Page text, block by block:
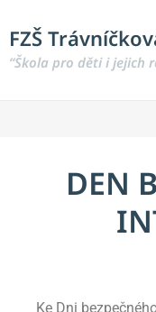
FZŠ
“Škola pro děti i jejich
DEN
Ke Dni